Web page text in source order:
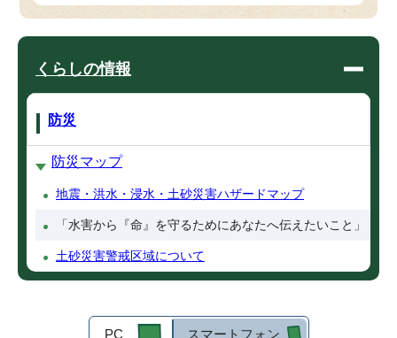
くらしの情報
防災
防災マップ
地震・洪水・浸水・土砂災害ハザードマップ
「水害から『命』を守るためにあなたへ伝えたいこと」
土砂災害警戒区域について
PC スマートフォン